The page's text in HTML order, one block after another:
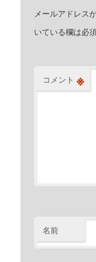
メールアドレス
いている欄は必
コメント ※
名前